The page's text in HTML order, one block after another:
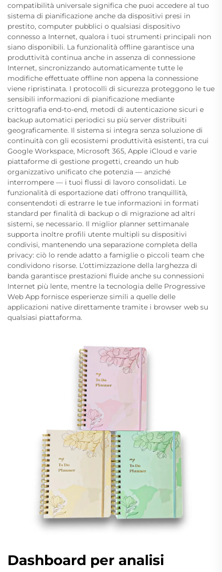
compatibilità universale significa che puoi accedere al tuo
sistema di pianificazione anche da dispositivi presi in
prestito, computer pubblici o qualsiasi dispositivo
connesso a Internet, qualora i tuoi strumenti principali non
siano disponibili. La funzionalità offline garantisce una
produttività continua anche in assenza di connessione
Internet, sincronizzando automaticamente tutte le
modifiche effettuate offline non appena la connessione
viene ripristinata. I protocolli di sicurezza proteggono le tue
sensibili informazioni di pianificazione mediante
crittografia end-to-end, metodi di autenticazione sicuri e
backup automatici periodici su più server distribuiti
geograficamente. Il sistema si integra senza soluzione di
continuità con gli ecosistemi produttività esistenti, tra cui
Google Workspace, Microsoft 365, Apple iCloud e varie
piattaforme di gestione progetti, creando un hub
organizzativo unificato che potenzia — anziché
interrompere — i tuoi flussi di lavoro consolidati. Le
funzionalità di esportazione dati offrono tranquillità,
consentendoti di estrarre le tue informazioni in formati
standard per finalità di backup o di migrazione ad altri
sistemi, se necessario. Il miglior planner settimanale
supporta inoltre profili utente multipli su dispositivi
condivisi, mantenendo una separazione completa della
privacy: ciò lo rende adatto a famiglie o piccoli team che
condividono risorse. L’ottimizzazione della larghezza di
banda garantisce prestazioni fluide anche su connessioni
Internet più lente, mentre la tecnologia delle Progressive
Web App fornisce esperienze simili a quelle delle
applicazioni native direttamente tramite i browser web su
qualsiasi piattaforma.
Dashboard per analisi